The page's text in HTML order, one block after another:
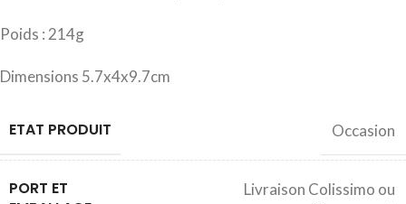
Poids : 214g
Dimensions 5.7x4x9.7cm
ETAT PRODUIT Occasion
PORT ET
Livraison Colissimo ou